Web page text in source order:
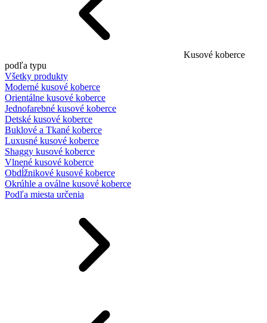
Kusové koberce
podľa typu
Všetky produkty
Moderné kusové koberce
Orientálne kusové koberce
Jednofarebné kusové koberce
Detské kusové koberce
Buklové a Tkané koberce
Luxusné kusové koberce
Shaggy kusové koberce
Vlnené kusové koberce
Obdĺžnikové kusové koberce
Okrúhle a oválne kusové koberce
Podľa miesta určenia